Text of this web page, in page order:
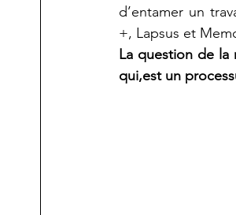
d’entamer un
+, Lapsus et
La question de
qui,est un